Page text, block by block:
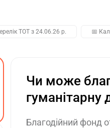
ТОТ з 24.06.26 р. 📅
Чи може
гуманітарну
Благодійний фонд